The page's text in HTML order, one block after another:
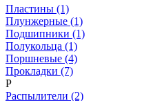
Пластины (1)
Плунжерные (1)
Подшипники (1)
Полукольца (1)
Поршневые (4)
Прокладки (7)
Р
Распылители (2)